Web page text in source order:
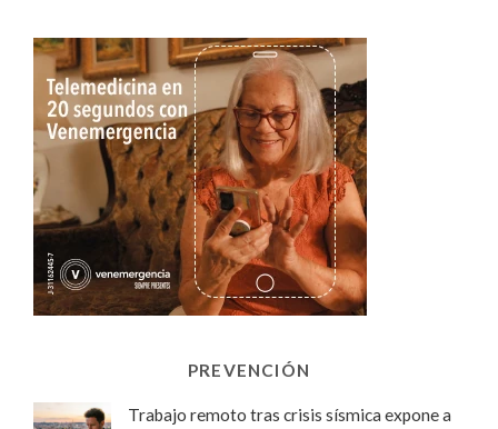
PREVENCIÓN
Trabajo remoto tras crisis sísmica expone a